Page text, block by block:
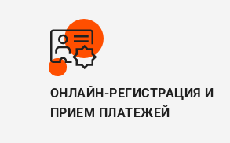
ОНЛАЙН-РЕГИСТРАЦИЯ И
ПРИЕМ ПЛАТЕЖЕЙ